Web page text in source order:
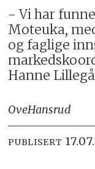
- Vi har
Moteuka,
og faglige
Hanne
OveHansrud
PUBLISERT